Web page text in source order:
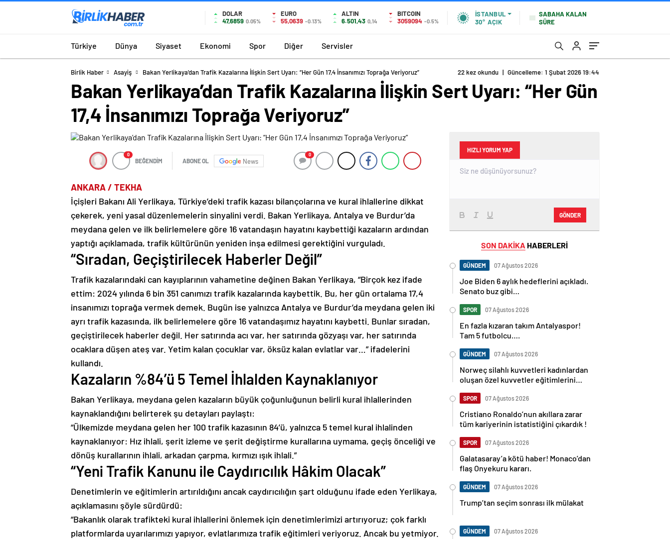
DOLAR
47,6859 0.05%
EURO
55,0639 -0.13%
ALTIN
6.501,43 0,14
BITCOIN
3059094 -0.5%
İSTANBUL
30° AÇIK
SABAHA KALAN
SÜRE
Türkiye Dünya Siyaset Ekonomi Spor Diğer Servisler
Birlik Haber Asayiş Bakan Yerlikaya’dan Trafik Kazalarına İlişkin Sert Uyarı: “Her Gün 17,4 İnsanımızı Toprağa Veriyoruz” 22 kez okundu | Güncelleme: 1 Şubat 2026 19:44
Bakan Yerlikaya’dan Trafik Kazalarına İlişkin Sert Uyarı: “Her Gün
17,4 İnsanımızı Toprağa Veriyoruz”
0
BEĞENDİM ABONE OL News
0
ANKARA / TEKHA
İçişleri Bakanı Ali Yerlikaya, Türkiye’deki trafik kazası bilançolarına ve kural ihlallerine dikkat
çekerek, yeni yasal düzenlemelerin sinyalini verdi. Bakan Yerlikaya, Antalya ve Burdur’da
meydana gelen ve ilk belirlemelere göre 16 vatandaşın hayatını kaybettiği kazaların ardından
yaptığı açıklamada, trafik kültürünün yeniden inşa edilmesi gerektiğini vurguladı.
“Sıradan, Geçiştirilecek Haberler Değil”
Trafik kazalarındaki can kayıplarının vahametine değinen Bakan Yerlikaya, “Birçok kez ifade
ettim: 2024 yılında 6 bin 351 canımızı trafik kazalarında kaybettik. Bu, her gün ortalama 17,4
insanımızı toprağa vermek demek. Bugün ise yalnızca Antalya ve Burdur’da meydana gelen iki
ayrı trafik kazasında, ilk belirlemelere göre 16 vatandaşımız hayatını kaybetti. Bunlar sıradan,
geçiştirilecek haberler değil. Her satırında acı var, her satırında gözyaşı var, her satırında
ocaklara düşen ateş var. Yetim kalan çocuklar var, öksüz kalan evlatlar var…” ifadelerini
kullandı.
Kazaların %84’ü 5 Temel İhlalden Kaynaklanıyor
Bakan Yerlikaya, meydana gelen kazaların büyük çoğunluğunun belirli kural ihlallerinden
kaynaklandığını belirterek şu detayları paylaştı:
“Ülkemizde meydana gelen her 100 trafik kazasının 84’ü, yalnızca 5 temel kural ihlalinden
kaynaklanıyor: Hız ihlali, şerit izleme ve şerit değiştirme kurallarına uymama, geçiş önceliği ve
dönüş kurallarının ihlali, arkadan çarpma, kırmızı ışık ihlali.”
“Yeni Trafik Kanunu ile Caydırıcılık Hâkim Olacak”
Denetimlerin ve eğitimlerin artırıldığını ancak caydırıcılığın şart olduğunu ifade eden Yerlikaya,
açıklamasını şöyle sürdürdü:
“Bakanlık olarak trafikteki kural ihlallerini önlemek için denetimlerimizi artırıyoruz; çok farklı
platformlarda uyarılarımızı yapıyor, evlatlarımıza trafik eğitimleri veriyoruz. Ancak bu yetmiyor.
HIZLI YORUM YAP
GÖNDER
SON DAKİKA HABERLERİ
GÜNDEM 07 Ağustos 2026
Joe Biden 6 aylık hedeflerini açıkladı.
Senato buz gibi…
SPOR 07 Ağustos 2026
En fazla kızaran takım Antalyaspor!
Tam 5 futbolcu….
GÜNDEM 07 Ağustos 2026
Norweç silahlı kuvvetleri kadınlardan
oluşan özel kuvvetler eğitimlerini
SPOR 07 Ağustos 2026
Cristiano Ronaldo’nun akıllara zarar
tüm kariyerinin istatistiğini çıkardık !
SPOR 07 Ağustos 2026
Galatasaray’a kötü haber! Monaco’dan
flaş Onyekuru kararı.
GÜNDEM 07 Ağustos 2026
Trump’tan seçim sonrası ilk mülakat
GÜNDEM 07 Ağustos 2026